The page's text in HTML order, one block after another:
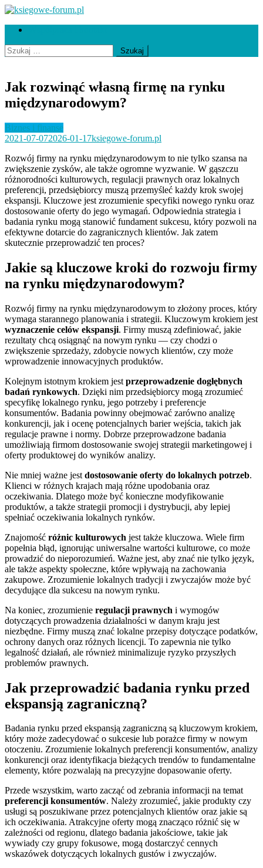
Skip
content
ksiegowe-forum.pl
Szukaj:
Jak rozwinąć własną firmę na rynku
międzynarodowym?
Biznes i finanse
2021-07-072026-01-17ksiegowe-forum.pl
Rozwój firmy na rynku międzynarodowym to nie tylko szansa na
zwiększenie zysków, ale także ogromne wyzwanie. W gąszczu
różnorodności kulturowych, regulacji prawnych oraz lokalnych
preferencji, przedsiębiorcy muszą przemyśleć każdy krok swojej
ekspansji. Kluczowe jest zrozumienie specyfiki nowego rynku oraz
dostosowanie oferty do jego wymagań. Odpowiednia strategia i
badania rynku mogą stanowić fundament sukcesu, który pozwoli na
efektywne dotarcie do zagranicznych klientów. Jak zatem
skutecznie przeprowadzić ten proces?
Jakie są kluczowe kroki do rozwoju firmy
na rynku międzynarodowym?
Rozwój firmy na rynku międzynarodowym to złożony proces, który
wymaga starannego planowania i strategii. Kluczowym krokiem jest
wyznaczenie celów ekspansji. Firmy muszą zdefiniować, jakie
rezultaty chcą osiągnąć na nowym rynku — czy chodzi o
zwiększenie sprzedaży, zdobycie nowych klientów, czy może
wprowadzenie innowacyjnych produktów.
Kolejnym istotnym krokiem jest przeprowadzenie dogłębnych
badań rynkowych. Dzięki nim przedsiębiorcy mogą zrozumieć
specyfikę lokalnego rynku, jego potrzeby i preferencje
konsumentów. Badania powinny obejmować zarówno analizę
konkurencji, jak i ocenę potencjalnych barier wejścia, takich jak
regulacje prawne i normy. Dobrze przeprowadzone badania
umożliwiają firmom dostosowanie swojej strategii marketingowej i
oferty produktowej do wyników analizy.
Nie mniej ważne jest dostosowanie oferty do lokalnych potrzeb.
Klienci w różnych krajach mają różne upodobania oraz
oczekiwania. Dlatego może być konieczne modyfikowanie
produktów, a także strategii promocji i dystrybucji, aby lepiej
spełniać oczekiwania lokalnych rynków.
Znajomość różnic kulturowych jest także kluczowa. Wiele firm
popełnia błąd, ignorując uniwersalne wartości kulturowe, co może
prowadzić do nieporozumień. Ważne jest, aby znać nie tylko język,
ale także aspekty społeczne, które wpływają na zachowania
zakupowe. Zrozumienie lokalnych tradycji i zwyczajów może być
decydujące dla sukcesu na nowym rynku.
Na koniec, zrozumienie regulacji prawnych i wymogów
dotyczących prowadzenia działalności w danym kraju jest
niezbędne. Firmy muszą znać lokalne przepisy dotyczące podatków,
ochrony danych oraz różnych licencji. To zapewnia nie tylko
legalność działań, ale również minimalizuje ryzyko przyszłych
problemów prawnych.
Jak przeprowadzić badania rynku przed
ekspansją zagraniczną?
Badania rynku przed ekspansją zagraniczną są kluczowym krokiem,
który może zadecydować o sukcesie lub porażce firmy w nowym
otoczeniu. Zrozumienie lokalnych preferencji konsumentów, analizy
konkurencji oraz identyfikacja bieżących trendów to fundamentalne
elementy, które pozwalają na precyzyjne dopasowanie oferty.
Przede wszystkim, warto zacząć od zebrania informacji na temat
preferencji konsumentów. Należy zrozumieć, jakie produkty czy
usługi są poszukiwane przez potencjalnych klientów oraz jakie są
ich oczekiwania. Atrakcyjne oferty mogą znacząco różnić się w
zależności od regionu, dlatego badania jakościowe, takie jak
wywiady czy grupy fokusowe, mogą dostarczyć cennych
wskazówek dotyczących lokalnych gustów i zwyczajów.